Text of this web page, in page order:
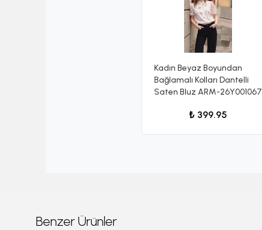
Kadın Beyaz Boyundan
Bağlamalı Kolları Dantelli
Saten Bluz ARM-26Y001067
₺ 399.95
Benzer Ürünler